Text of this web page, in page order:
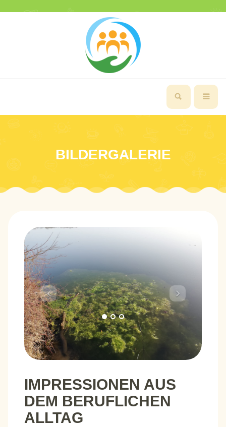
BILDERGALERIE
Previous Next
IMPRESSIONEN AUS
DEM BERUFLICHEN
ALLTAG